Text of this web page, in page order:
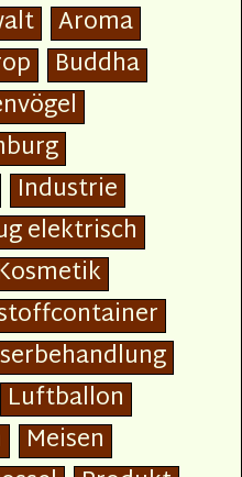
Aroma
Buddha
Industrie
elektrisch
Luftballon
Meisen